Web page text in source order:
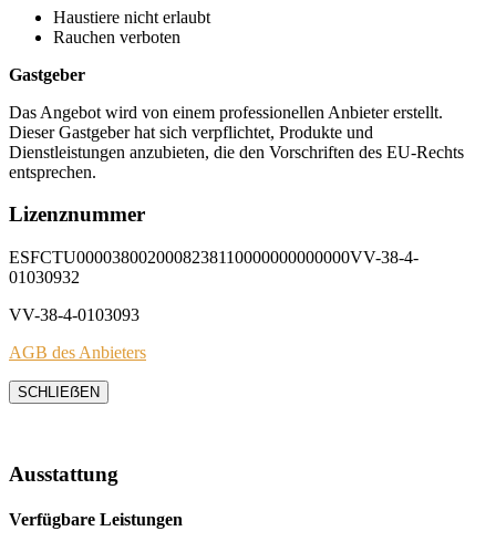
Haustiere nicht erlaubt
Rauchen verboten
Gastgeber
Das Angebot wird von einem professionellen Anbieter erstellt.
Dieser Gastgeber hat sich verpflichtet, Produkte und
Dienstleistungen anzubieten, die den Vorschriften des EU-Rechts
entsprechen.
Lizenznummer
ESFCTU0000380020008238110000000000000VV-38-4-
01030932
VV-38-4-0103093
AGB des Anbieters
SCHLIEẞEN
Ausstattung
Verfügbare Leistungen